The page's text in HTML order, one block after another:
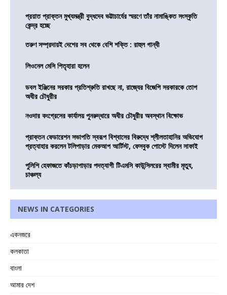
প্রয়াত প্রাক্তন মুখ্যমন্ত্রী বুদ্ধদেব ভট্টাচার্যের স্মরণে তাঁর নামাঙ্কিত সংস্কৃতি
কেন্দ্র হচ্ছে
তরুণ সম্প্রদায়ই দেশের সব থেকে বেশি শক্তি : রাহুল গান্ধী
লিওনেল মেসি পিতৃহারা হলেন
ডবল ইঞ্জিনের সরকার প্রতিশ্রুতি রাখছে না, রাজ্যের বিজেপি সরকারকে তোপ
অধীর চৌধুরীর
নওদার কংগ্রেসের কার্যালয় পুনরুদ্ধারে অধীর চৌধুরীর অবস্থান বিক্ষোভ
প্রাক্তন ফেডারেশন সভাপতি স্বরূপ বিশ্বাসের বিরুদ্ধে শ্লীলতাহানির অভিযোগ
প্রত্যাহার করলেন টলিপাড়ার মেকআপ আর্টিস্ট, ফেসবুক পোস্টে দিলেন সাফাই
পুলিশি হেফাজতে কাঁচড়াপাড়ার পদত্যাগী টিএমসি কাউন্সিলরের স্বামীর মৃত্যু,
চাঞ্চল্য
NEWS IN CATEGORIES
একনজরে
কলকাতা
বাংলা
আমার দেশ